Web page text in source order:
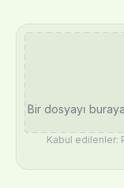
Bir dosyayı
Kabul edilenler: